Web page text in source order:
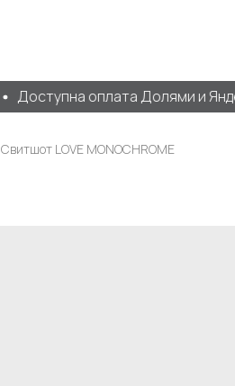
Доступна оплата Долями и
Свитшот LOVE MONOCHROME